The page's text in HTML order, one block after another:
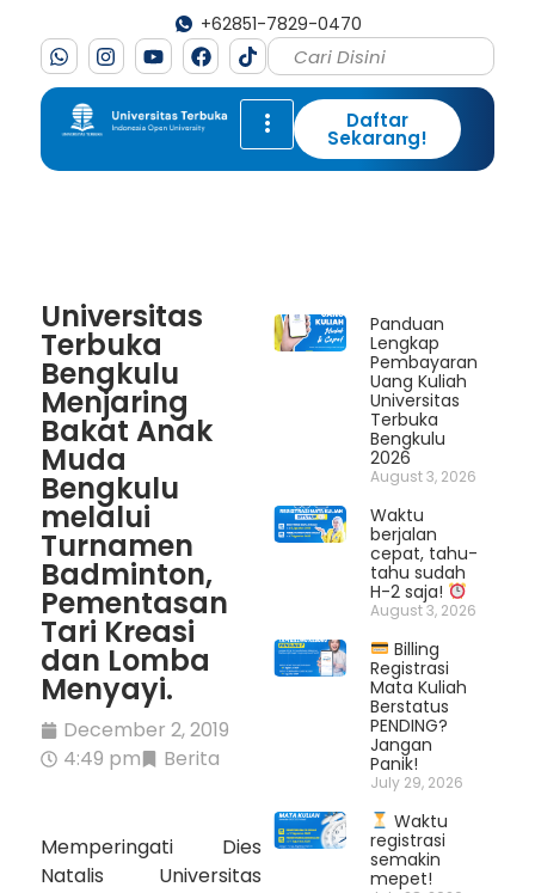
+62851-7829-0470
Daftar
Sekarang!
Universitas
Terbuka
Bengkulu
Menjaring
Bakat Anak
Muda
Bengkulu
melalui
Turnamen
Badminton,
Pementasan
Tari Kreasi
dan Lomba
Menyayi.
December 2, 2019
4:49 pm
Berita
Memperingati Dies
Natalis Universitas
Panduan
Lengkap
Pembayaran
Uang Kuliah
Universitas
Terbuka
Bengkulu
2026
August 3, 2026
Waktu
berjalan
cepat, tahu-
tahu sudah
H-2 saja!
August 3, 2026
Billing
Registrasi
Mata Kuliah
Berstatus
PENDING?
Jangan
Panik!
July 29, 2026
Waktu
registrasi
semakin
mepet!